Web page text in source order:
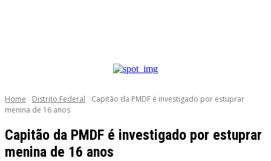
Home Distrito Federal
Capitão da PMDF é investigado por estuprar
menina de 16 anos
Capitão da PMDF é investigado por estuprar
menina de 16 anos